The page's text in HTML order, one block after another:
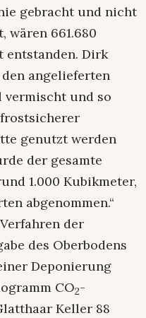
gebracht und nicht
wären 661.680
entstanden. Dirk
angelieferten
und so
genutzt werden
der gesamte
1.000 Kubikmeter,
abgenommen.“
der
des Oberbodens
Deponierung
CO2-
Keller 88